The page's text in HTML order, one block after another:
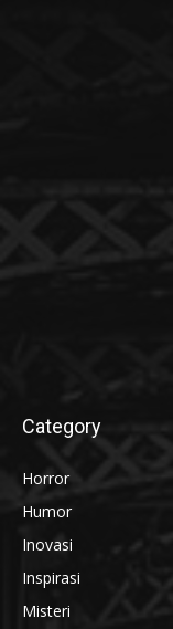
Category
Horror
Humor
Inovasi
Inspirasi
Misteri